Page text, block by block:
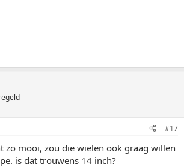
#17
zo mooi, zou die wielen ook graag willen
is dat trouwens 14 inch?